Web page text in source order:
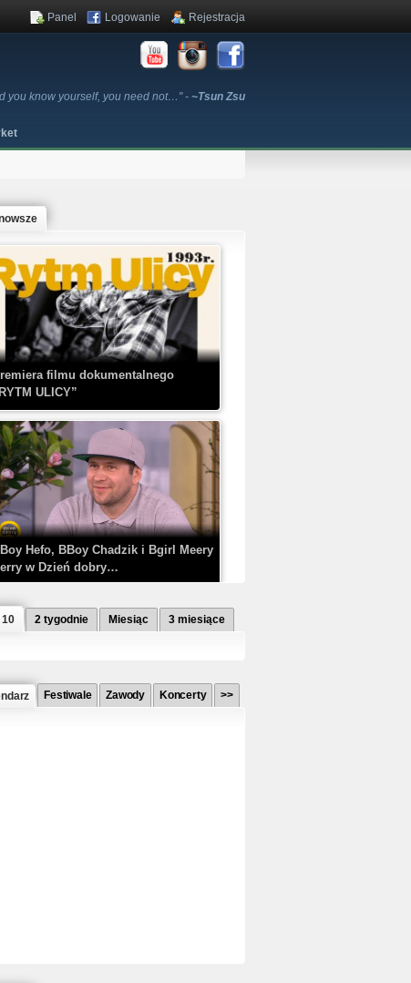
you know yourself, you need not…" - ~Tsun Zsu
Panel Logowanie Rejestracja
filmu dokumentalnego
ULICY”
Hefo, BBoy Chadzik i Bgirl Meery
w Dzień dobry…
10 2 tygodnie Miesiąc 3 miesiące
Festiwale Zawody Koncerty >>